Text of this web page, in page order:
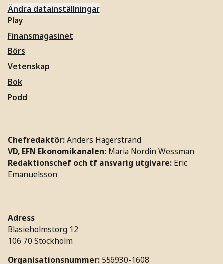
Ändra datainställningar
Play
Finansmagasinet
Börs
Vetenskap
Bok
Podd
Chefredaktör:Anders Hägerstrand
VD, EFN Ekonomikanalen: Maria Nordin Wessman
Redaktionschef och tf ansvarig utgivare: Eric
Emanuelsson
Adress
Blasieholmstorg 12
106 70 Stockholm
Organisationsnummer: 556930-1608